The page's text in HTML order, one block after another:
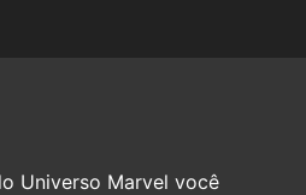
Universo Marvel você